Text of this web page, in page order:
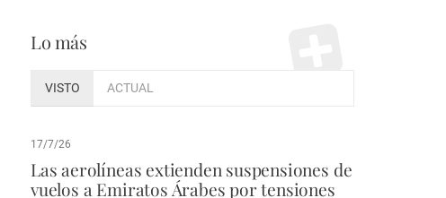
Lo más
VISTO ACTUAL
17/7/26
Las aerolíneas extienden suspensiones de
vuelos a Emiratos Árabes por tensiones